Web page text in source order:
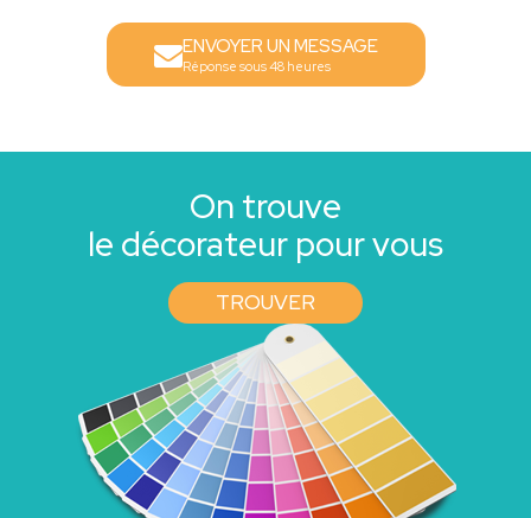
ENVOYER UN MESSAGE
Réponse sous 48 heures
On trouve
le décorateur pour vous
TROUVER